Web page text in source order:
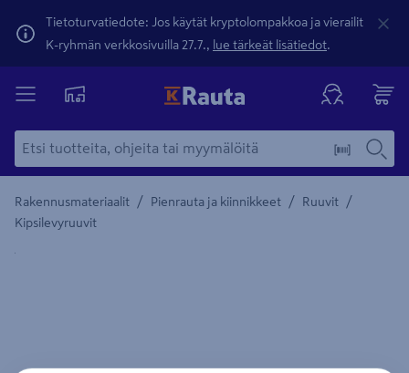
Tietoturvatiedote: Jos käytät kryptolompakkoa ja vierailit
K-ryhmän verkkosivuilla 27.7., lue tärkeät lisätiedot.
Rakennusmateriaalit / Pienrauta ja kiinnikkeet / Ruuvit /
Kipsilevyruuvit
Yksityiskohtainen kuvaus löytyy Tuotteen kuvaus -